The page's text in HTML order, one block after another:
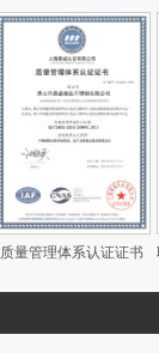
质量管理体系认证证书